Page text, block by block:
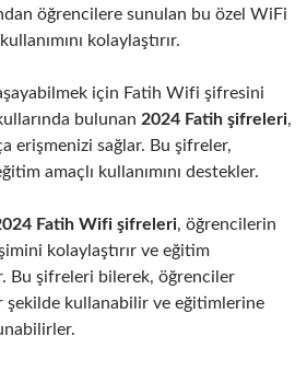
öğrencilere sunulan bu özel WiFi
kolaylaştırır.
için Fatih Wifi şifresini
bulunan 2024 Fatih şifreleri,
erişmenizi sağlar. Bu şifreler,
amaçlı kullanımını destekler.
Fatih Wifi şifreleri, öğrencilerin
kolaylaştırır ve eğitim
Bu şifreleri bilerek, öğrenciler
kullanabilir ve eğitimlerine